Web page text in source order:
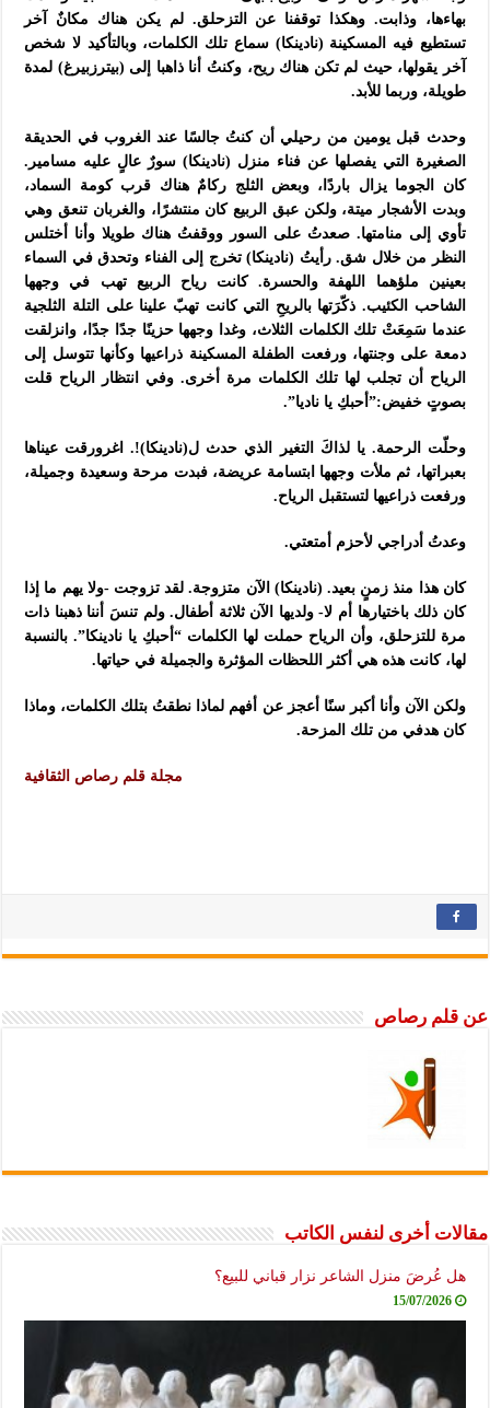
بهاءها، وذابت. وهكذا توقفنا عن التزحلق. لم يكن هناك مكانٌ آخر
تستطيع فيه المسكينة (نادينكا) سماع تلك الكلمات، وبالتأكيد لا شخص
آخر يقولها، حيث لم تكن هناك ريح، وكنتُ أنا ذاهبا إلى (بيترزبيرغ) لمدة
طويلة، وربما للأبد.
وحدث قبل يومين من رحيلي أن كنتُ جالسًا عند الغروب في الحديقة
الصغيرة التي يفصلها عن فناء منزل (نادينكا) سورٌ عالٍ عليه مسامير.
كان الجوما يزال باردًا، وبعض الثلج ركامٌ هناك قرب كومة السماد،
وبدت الأشجار ميتة، ولكن عبق الربيع كان منتشرًا، والغربان تنعق وهي
تأوي إلى منامتها. صعدتُ على السور ووقفتُ هناك طويلا وأنا أختلس
النظر من خلال شق. رأيتُ (نادينكا) تخرج إلى الفناء وتحدق في السماء
بعينين ملؤهما اللهفة والحسرة. كانت رياح الربيع تهب في وجهها
الشاحب الكئيب. ذكّرَتها بالريحِ التي كانت تهبّ علينا على التلة الثلجية
عندما سَمِعَتْ تلك الكلمات الثلاث، وغدا وجهها حزينًا جدًا جدًا، وانزلقت
دمعة على وجنتها، ورفعت الطفلة المسكينة ذراعيها وكأنها تتوسل إلى
الرياح أن تجلب لها تلك الكلمات مرة أخرى. وفي انتظار الرياح قلت
بصوتٍ خفيض:”أحبكِ يا ناديا”.
وحلّت الرحمة. يا لذاكَ التغير الذي حدث ل(نادينكا)!. اغرورقت عيناها
بعبراتها، ثم ملأت وجهها ابتسامة عريضة، فبدت مرحة وسعيدة وجميلة،
ورفعت ذراعيها لتستقبل الرياح.
وعدتُ أدراجي لأحزم أمتعتي.
كان هذا منذ زمنٍ بعيد. (نادينكا) الآن متزوجة. لقد تزوجت -ولا يهم ما إذا
كان ذلك باختيارها أم لا- ولديها الآن ثلاثة أطفال. ولم تنسَ أننا ذهبنا ذات
مرة للتزحلق، وأن الرياح حملت لها الكلمات “أحبكِ يا نادينكا”. بالنسبة
لها، كانت هذه هي أكثر اللحظات المؤثرة والجميلة في حياتها.
ولكن الآن وأنا أكبر سنًا أعجز عن أفهم لماذا نطقتُ بتلك الكلمات، وماذا
كان هدفي من تلك المزحة.
مجلة قلم رصاص الثقافية
عن قلم رصاص
مقالات أخرى لنفس الكاتب
هل عُرضَ منزل الشاعر نزار قباني للبيع؟
15/07/2026